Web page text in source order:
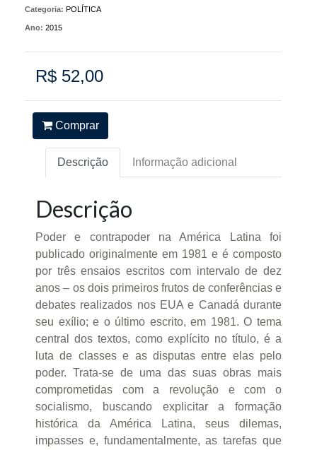
Categoria: POLÍTICA
Ano: 2015
R$ 52,00
Comprar
Descrição Informação adicional
Descrição
Poder e contrapoder na América Latina foi
publicado originalmente em 1981 e é composto
por três ensaios escritos com intervalo de dez
anos – os dois primeiros frutos de conferências e
debates realizados nos EUA e Canadá durante
seu exílio; e o último escrito, em 1981. O tema
central dos textos, como explícito no título, é a
luta de classes e as disputas entre elas pelo
poder. Trata-se de uma das suas obras mais
comprometidas com a revolução e com o
socialismo, buscando explicitar a formação
histórica da América Latina, seus dilemas,
impasses e, fundamentalmente, as tarefas que